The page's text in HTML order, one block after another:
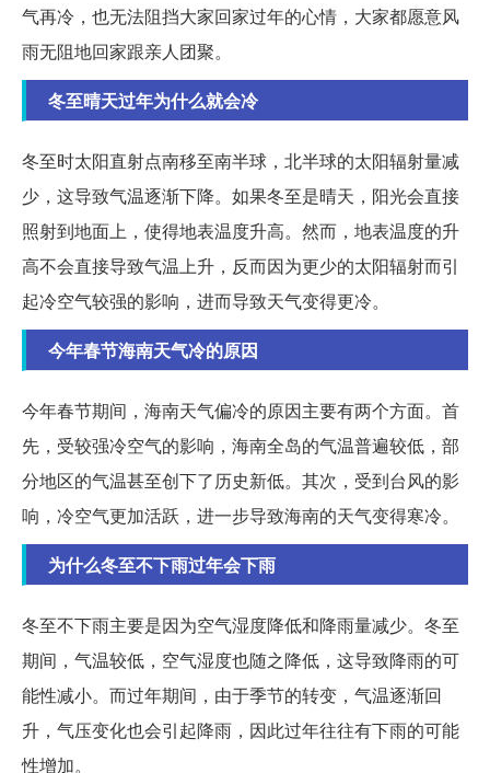
气再冷，也无法阻挡大家回家过年的心情，大家都愿意风
雨无阻地回家跟亲人团聚。
冬至晴天过年为什么就会冷
冬至时太阳直射点南移至南半球，北半球的太阳辐射量减
少，这导致气温逐渐下降。如果冬至是晴天，阳光会直接
照射到地面上，使得地表温度升高。然而，地表温度的升
高不会直接导致气温上升，反而因为更少的太阳辐射而引
起冷空气较强的影响，进而导致天气变得更冷。
今年春节海南天气冷的原因
今年春节期间，海南天气偏冷的原因主要有两个方面。首
先，受较强冷空气的影响，海南全岛的气温普遍较低，部
分地区的气温甚至创下了历史新低。其次，受到台风的影
响，冷空气更加活跃，进一步导致海南的天气变得寒冷。
为什么冬至不下雨过年会下雨
冬至不下雨主要是因为空气湿度降低和降雨量减少。冬至
期间，气温较低，空气湿度也随之降低，这导致降雨的可
能性减小。而过年期间，由于季节的转变，气温逐渐回
升，气压变化也会引起降雨，因此过年往往有下雨的可能
性增加。